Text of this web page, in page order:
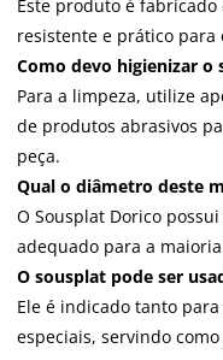
Este produto é
resistente e prático para
Como devo higienizar o
Para a limpeza, utilize
de produtos abrasivos
peça.
Qual o diâmetro deste
O Sousplat Dorico
adequado para a
O sousplat pode ser
Ele é indicado tanto
especiais, servindo